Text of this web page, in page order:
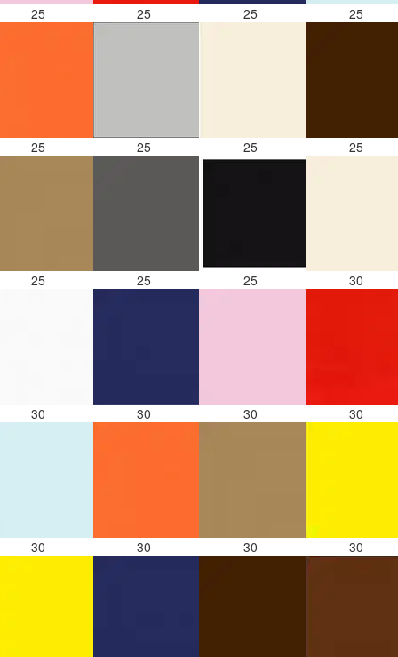
25 25 25 25
25 25 25 25
25 25 25 30
30 30 30 30
30 30 30 30